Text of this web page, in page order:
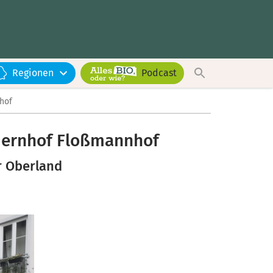
Regionen Podcast
Floßmannhof
Oberland